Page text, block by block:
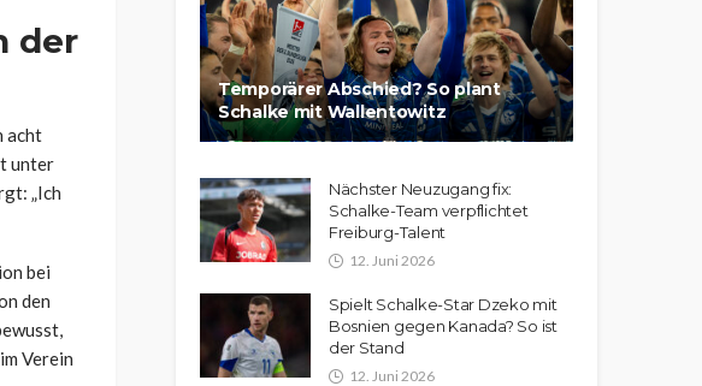
der
acht
unter
„Ich
bei
den
Verein
Temporärer Abschied? So plant
Schalke mit Wallentowitz
Nächster Neuzugang fix:
Schalke-Team verpflichtet
Freiburg-Talent
12. Juni 2026
Spielt Schalke-Star Dzeko mit
Bosnien gegen Kanada? So ist
der Stand
12. Juni 2026